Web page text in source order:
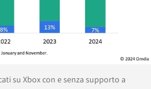
su Xbox con e senza supporto a